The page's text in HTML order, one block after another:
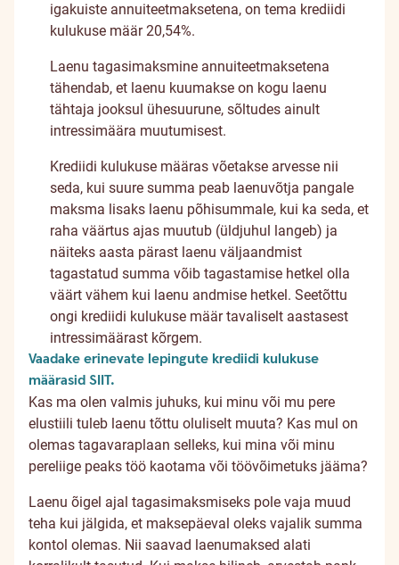
igakuiste annuiteetmaksetena, on tema krediidi
kulukuse määr 20,54%.
Laenu tagasimaksmine annuiteetmaksetena
tähendab, et laenu kuumakse on kogu laenu
tähtaja jooksul ühesuurune, sõltudes ainult
intressimäära muutumisest.
Krediidi kulukuse määras võetakse arvesse nii
seda, kui suure summa peab laenuvõtja pangale
maksma lisaks laenu põhisummale, kui ka seda, et
raha väärtus ajas muutub (üldjuhul langeb) ja
näiteks aasta pärast laenu väljaandmist
tagastatud summa võib tagastamise hetkel olla
väärt vähem kui laenu andmise hetkel. Seetõttu
ongi krediidi kulukuse määr tavaliselt aastasest
intressimäärast kõrgem.
Vaadake erinevate lepingute krediidi kulukuse
määrasid SIIT.
Kas ma olen valmis juhuks, kui minu või mu pere
elustiili tuleb laenu tõttu oluliselt muuta? Kas mul on
olemas tagavaraplaan selleks, kui mina või minu
pereliige peaks töö kaotama või töövõimetuks jääma?
Laenu õigel ajal tagasimaksmiseks pole vaja muud
teha kui jälgida, et maksepäeval oleks vajalik summa
kontol olemas. Nii saavad laenumaksed alati